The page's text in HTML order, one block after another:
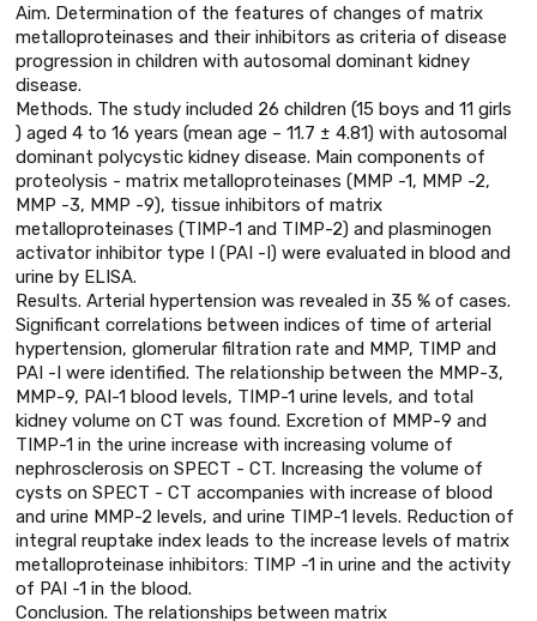
Aim. Determination of the features of changes of matrix
metalloproteinases and their inhibitors as criteria of disease
progression in children with autosomal dominant kidney
disease.
Methods. The study included 26 children (15 boys and 11 girls
) aged 4 to 16 years (mean age – 11.7 ± 4.81) with autosomal
dominant polycystic kidney disease. Main components of
proteolysis - matrix metalloproteinases (MMP -1, MMP -2,
MMP -3, MMP -9), tissue inhibitors of matrix
metalloproteinases (TIMP-1 and TIMP-2) and plasminogen
activator inhibitor type I (PAI -I) were evaluated in blood and
urine by ELISA.
Results. Arterial hypertension was revealed in 35 % of cases.
Significant correlations between indices of time of arterial
hypertension, glomerular filtration rate and MMP, TIMP and
PAI -I were identified. The relationship between the MMP-3,
MMP-9, PAI-1 blood levels, TIMP-1 urine levels, and total
kidney volume on CT was found. Excretion of MMP-9 and
TIMP-1 in the urine increase with increasing volume of
nephrosclerosis on SPECT - CT. Increasing the volume of
cysts on SPECT - CT accompanies with increase of blood
and urine MMP-2 levels, and urine TIMP-1 levels. Reduction of
integral reuptake index leads to the increase levels of matrix
metalloproteinase inhibitors: TIMP -1 in urine and the activity
of PAI -1 in the blood.
Conclusion. The relationships between matrix